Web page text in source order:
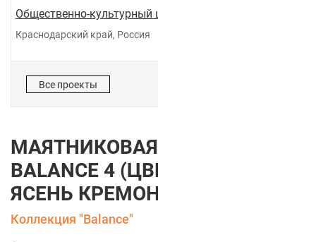
Общественно-культурный центр "Галактика"
Краснодарский край, Россия
Все проекты
МАЯТНИКОВАЯ ДВЕРЬ
BALANCE 4 (ЦВЕТ ПОЛОТНА
ЯСЕНЬ КРЕМОНА)
Коллекция "Balance"